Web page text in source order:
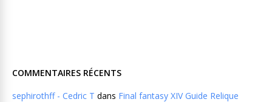
COMMENTAIRES RÉCENTS
sephirothff - Cedric T dans Final fantasy XIV Guide Relique